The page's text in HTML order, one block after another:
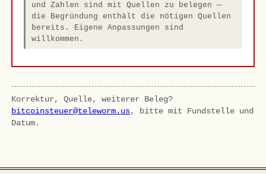
und Zahlen sind mit Quellen zu belegen —
die Begründung enthält die nötigen Quellen
bereits. Eigene Anpassungen sind
willkommen.
Korrektur, Quelle, weiterer Beleg?
bitcoinsteuer@teleworm.us, bitte mit Fundstelle und
Datum.